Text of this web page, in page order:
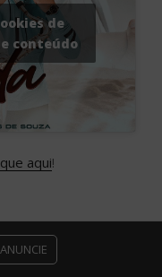
de
conteúdo
aqui!
ANUNCIE